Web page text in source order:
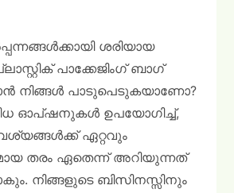
ശരിയായ
പാക്കേജിംഗ് ബാഗ്
നിങ്ങൾ പാടുപെടുകയാണോ?
ഓപ്ഷനുകൾ ഉപയോഗിച്ച്,
ഏറ്റവും
തരം ഏതെന്ന് അറിയുന്നത്
നിങ്ങളുടെ ബിസിനസ്സിനും